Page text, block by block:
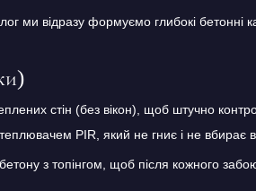
ми відразу формуємо глибокі
стін (без вікон), щоб штучно
PIR, який не гниє і не вбирає
з топінгом, щоб після кожного